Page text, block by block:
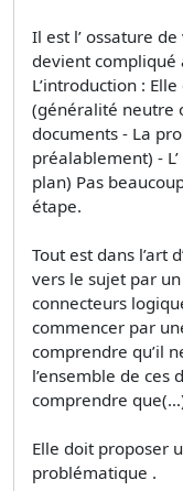
Il est l’ ossature
devient compliqué
L’introduction :
(généralité neutre
documents - La
préalablement) -
plan) Pas
étape.
Tout est dans l’art
vers le sujet par
connecteurs
commencer par
comprendre qu’il
l’ensemble de ces
comprendre
Elle doit proposer
problématique .